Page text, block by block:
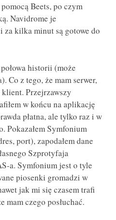
Beets, po czym
Navidrome je
za kilka minut są gotowe do
historii (może
Co z tego, że mam serwer,
Przejrzawszy
w końcu na aplikację
płatna, ale tylko raz i w
Pokazałem Symfonium
port), zapodałem dane
Szprotyfaja
a. Symfonium jest o tyle
piosenki gromadzi w
jak mi się czasem trafi
mam czego posłuchać.